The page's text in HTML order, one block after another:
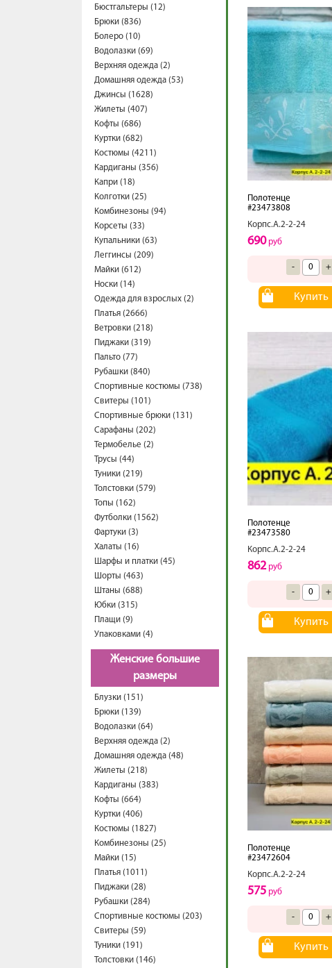
Бюстгальтеры (12)
Брюки (836)
Болеро (10)
Водолазки (69)
Верхняя одежда (2)
Домашняя одежда (53)
Джинсы (1628)
Жилеты (407)
Кофты (686)
Куртки (682)
Костюмы (4211)
Кардиганы (356)
Капри (18)
Колготки (25)
Комбинезоны (94)
Корсеты (33)
Купальники (63)
Леггинсы (209)
Майки (612)
Носки (14)
Одежда для взрослых (2)
Платья (2666)
Ветровки (218)
Пиджаки (319)
Пальто (77)
Рубашки (840)
Спортивные костюмы (738)
Свитеры (101)
Спортивные брюки (131)
Сарафаны (202)
Термобелье (2)
Трусы (44)
Туники (219)
Толстовки (579)
Топы (162)
Футболки (1562)
Фартуки (3)
Халаты (16)
Шарфы и платки (45)
Шорты (463)
Штаны (688)
Юбки (315)
Плащи (9)
Упаковками (4)
Женские большие
размеры
Блузки (151)
Брюки (139)
Водолазки (64)
Верхняя одежда (2)
Домашняя одежда (48)
Жилеты (218)
Кардиганы (383)
Кофты (664)
Куртки (406)
Костюмы (1827)
Комбинезоны (25)
Майки (15)
Платья (1011)
Пиджаки (28)
Рубашки (284)
Спортивные костюмы (203)
Свитеры (59)
Туники (191)
Толстовки (146)
Полотенце
#23473808
Корпс.А.2-2-24
690руб
- +
Купить
Полотенце
#23473580
Корпс.А.2-2-24
862руб
- +
Купить
Полотенце
#23472604
Корпс.А.2-2-24
575 руб
- +
Купить